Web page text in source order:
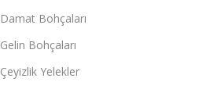
Damat Bohçaları
Gelin Bohçaları
Çeyizlik Yelekler